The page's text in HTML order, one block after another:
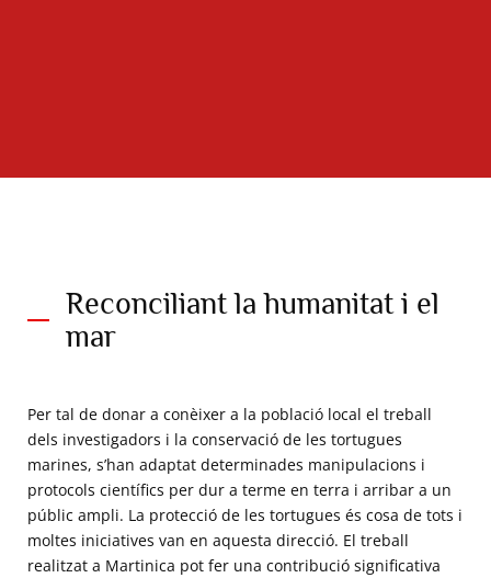
Reconciliant la humanitat i el
mar
Per tal de donar a conèixer a la població local el treball
dels investigadors i la conservació de les tortugues
marines, s’han adaptat determinades manipulacions i
protocols científics per dur a terme en terra i arribar a un
públic ampli. La protecció de les tortugues és cosa de tots i
moltes iniciatives van en aquesta direcció. El treball
realitzat a Martinica pot fer una contribució significativa